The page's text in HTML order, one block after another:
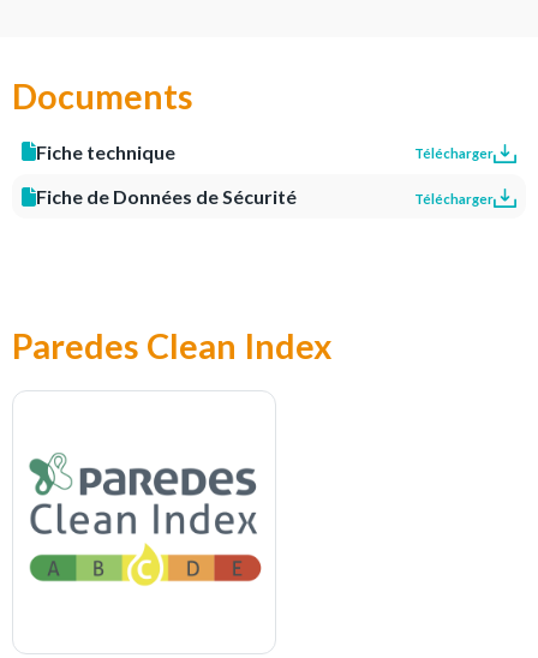
Documents
Fiche technique Télécharger
Fiche de Données de Sécurité Télécharger
Paredes Clean Index